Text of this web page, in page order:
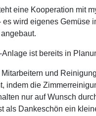
eine Kooperation mit
es wird eigenes Gemüse
ist bereits in
und
indem die
nur auf Wunsch
als Dankeschön ein